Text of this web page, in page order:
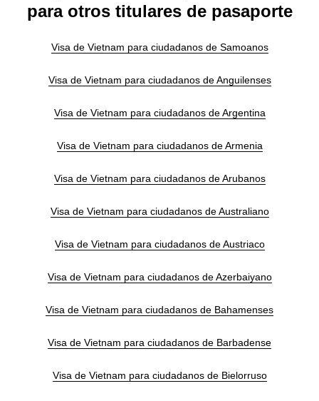
para otros titulares de pasaporte
Visa de Vietnam para ciudadanos de Samoanos
Visa de Vietnam para ciudadanos de Anguilenses
Visa de Vietnam para ciudadanos de Argentina
Visa de Vietnam para ciudadanos de Armenia
Visa de Vietnam para ciudadanos de Arubanos
Visa de Vietnam para ciudadanos de Australiano
Visa de Vietnam para ciudadanos de Austriaco
Visa de Vietnam para ciudadanos de Azerbaiyano
Visa de Vietnam para ciudadanos de Bahamenses
Visa de Vietnam para ciudadanos de Barbadense
Visa de Vietnam para ciudadanos de Bielorruso